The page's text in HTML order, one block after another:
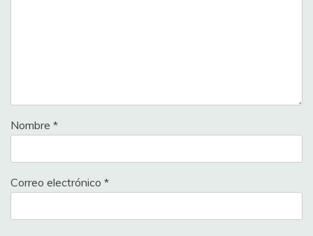
Nombre *
Correo electrónico *